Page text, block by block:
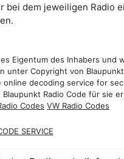
dem jeweiligen Radio
Eigentum des Inhabers und
unter Copyright von
online decoding service for
Radio Code für sie
Codes VW Radio Codes
SERVICE